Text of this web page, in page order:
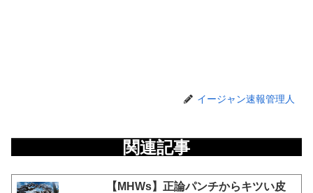
イージャン速報管理人
関連記事
【MHWs】正論パンチからキツい皮